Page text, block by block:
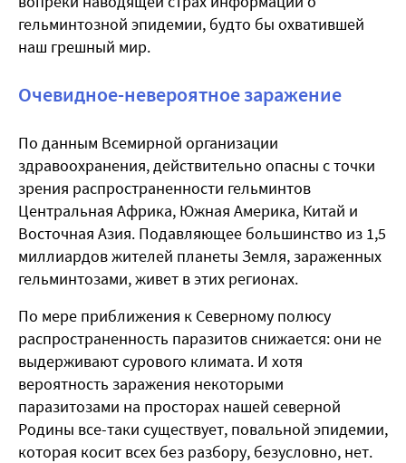
гельминтозной эпидемии, будто бы охватившей
наш грешный мир.
Очевидное-невероятное заражение
По данным Всемирной организации
здравоохранения, действительно опасны с точки
зрения распространенности гельминтов
Центральная Африка, Южная Америка, Китай и
Восточная Азия. Подавляющее большинство из 1,5
миллиардов жителей планеты Земля, зараженных
гельминтозами, живет в этих регионах.
По мере приближения к Северному полюсу
распространенность паразитов снижается: они не
выдерживают сурового климата. И хотя
вероятность заражения некоторыми
паразитозами на просторах нашей северной
Родины все-таки существует, повальной эпидемии,
которая косит всех без разбору, безусловно, нет.